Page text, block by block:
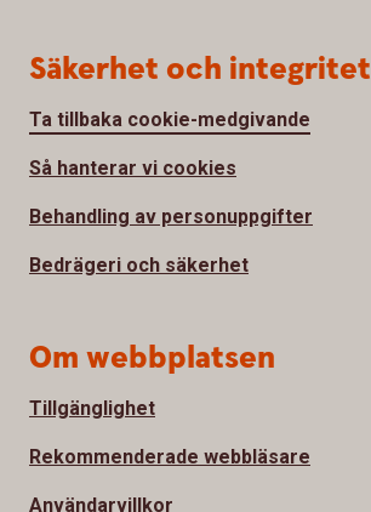
Säkerhet och integritet
Ta tillbaka cookie-medgivande
Så hanterar vi cookies
Behandling av personuppgifter
Bedrägeri och säkerhet
Om webbplatsen
Tillgänglighet
Rekommenderade webbläsare
Användarvillkor